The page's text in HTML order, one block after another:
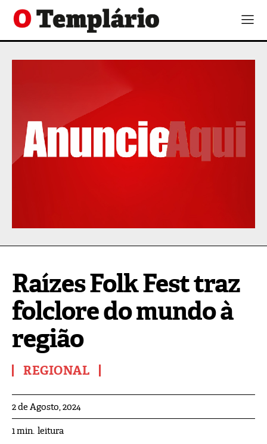
Raízes Folk Fest traz
folclore do mundo à
região
REGIONAL
2 de Agosto, 2024
1min. leitura